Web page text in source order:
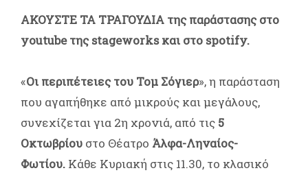
ΑΚΟΥΣΤΕ ΤΑ ΤΡΑΓΟΥΔΙΑ της παράστασης στο
youtube της stageworks και στο spotify.
«Οι περιπέτειες του Τομ Σόγιερ», η παράσταση
που αγαπήθηκε από μικρούς και μεγάλους,
συνεχίζεται για 2η χρονιά, από τις 5
Οκτωβρίου στο Θέατρο Άλφα-Ληναίος-
Φωτίου. Κάθε Κυριακή στις 11.30, το κλασικό